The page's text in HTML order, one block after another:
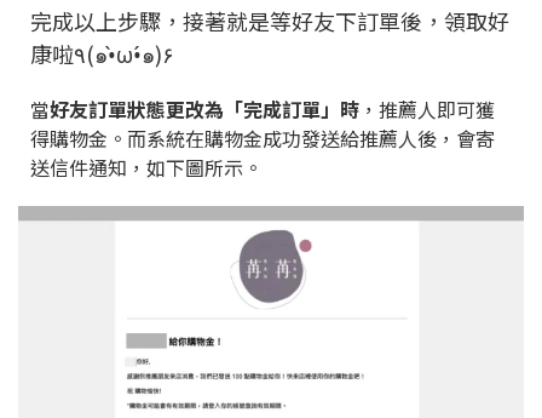
完成以上步驟，接著就是等好友下訂單後，領取好
康啦٩(๑•̀ω•́๑)۶
當好友訂單狀態更改為「完成訂單」時 ， 推薦人即可獲
得購物金。而系統在購物金成功發送給推薦人後，會寄
送信件通知，如下圖所示。